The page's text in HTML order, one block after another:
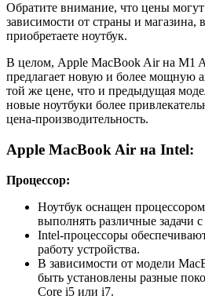
Обратите внимание, что цены могут
зависимости от страны и магазина,
приобретаете ноутбук.
В целом, Apple MacBook Air на M1
предлагает новую и более мощную
той же цене, что и предыдущая
новые ноутбуки более
цена-производительность.
Apple MacBook Air на Intel:
Процессор:
Ноутбук оснащен
выполнять различные задачи
Intel-процессоры
работу устройства.
В зависимости от модели
быть установлены разные
Core i5 или i7.